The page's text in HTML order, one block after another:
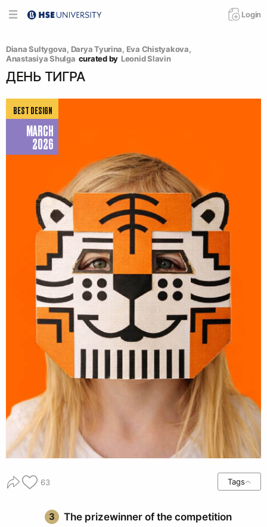
Login
Diana Sultygova, Darya Tyurina, Eva Chistyakova,
Anastasiya Shulga curated by Leonid Slavin
ДЕНЬ ТИГРА
BEST DESIGN
MARCH
2026
63 Tags
3 The prizewinner of the competition